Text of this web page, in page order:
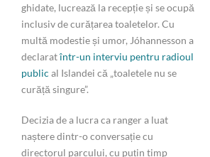
ghidate, lucrează la recepție și se ocupă
inclusiv de curățarea toaletelor. Cu
multă modestie și umor, Jóhannesson a
declaratîntr-un interviu pentru radioul
public al Islandei că „toaletele nu se
curăță singure”.
Decizia de a lucra ca ranger a luat
naștere dintr-o conversație cu
directorul parcului, cu puțin timp